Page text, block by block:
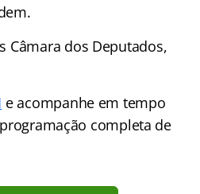
Câmara dos Deputados,
e acompanhe em tempo
completa de